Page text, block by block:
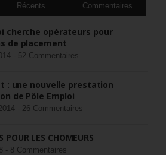
Récents Commentaires
cherche opérateurs pour
de placement
- 52 Commentaires
: une nouvelle prestation
de Pôle Emploi
- 26 Commentaires
POUR LES CHÔMEURS
- 8 Commentaires